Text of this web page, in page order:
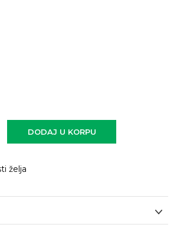
DODAJ U KORPU
želja